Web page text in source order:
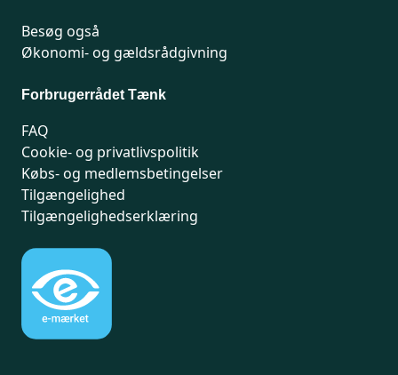
Besøg også
Økonomi- og gældsrådgivning
Forbrugerrådet Tænk
FAQ
Cookie- og privatlivspolitik
Købs- og medlemsbetingelser
Tilgængelighed
Tilgængelighedserklæring